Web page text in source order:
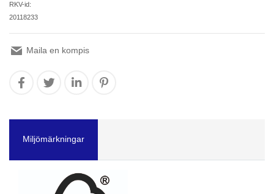
RKV-id:
20118233
Maila en kompis
Miljömärkningar